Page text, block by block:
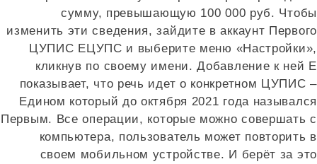
сумму, превышающую 100 000 руб. Чтобы
изменить эти сведения, зайдите в аккаунт Первого
ЦУПИС ЕЦУПС и выберите меню «Настройки»,
кликнув по своему имени. Добавление к ней Е
показывает, что речь идет о конкретном ЦУПИС –
Едином который до октября 2021 года назывался
Первым. Все операции, которые можно совершать с
компьютера, пользователь может повторить в
своем мобильном устройстве. И берёт за это